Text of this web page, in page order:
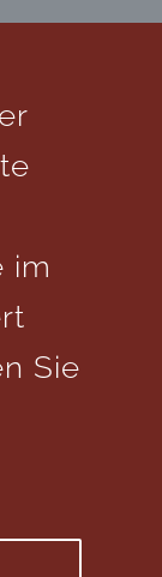
im
Sie